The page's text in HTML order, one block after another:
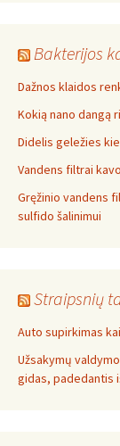
Bakterijos
Dažnos klaidos
Kokią nano dangą
Didelis geležies
Vandens filtrai
Gręžinio vandens
sulfido šalinimui
Straipsnių
Auto supirkimas
Užsakymų
gidas, padedantis